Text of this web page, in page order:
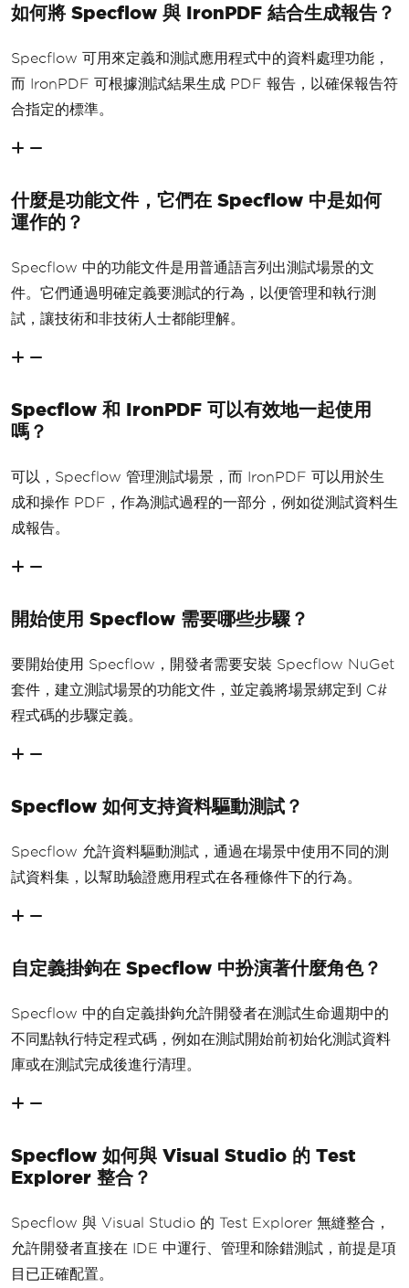
如何將 Specflow 與 IronPDF 結合生成報告？
Specflow 可用來定義和測試應用程式中的資料處理功能，
而 IronPDF 可根據測試結果生成 PDF 報告，以確保報告符
合指定的標準。
什麼是功能文件，它們在 Specflow 中是如何
運作的？
Specflow 中的功能文件是用普通語言列出測試場景的文
件。它們通過明確定義要測試的行為，以便管理和執行測
試，讓技術和非技術人士都能理解。
Specflow 和 IronPDF 可以有效地一起使用
嗎？
可以，Specflow 管理測試場景，而 IronPDF 可以用於生
成和操作 PDF，作為測試過程的一部分，例如從測試資料生
成報告。
開始使用 Specflow 需要哪些步驟？
要開始使用 Specflow，開發者需要安裝 Specflow NuGet
套件，建立測試場景的功能文件，並定義將場景綁定到 C#
程式碼的步驟定義。
Specflow 如何支持資料驅動測試？
Specflow 允許資料驅動測試，通過在場景中使用不同的測
試資料集，以幫助驗證應用程式在各種條件下的行為。
自定義掛鉤在 Specflow 中扮演著什麼角色？
Specflow 中的自定義掛鉤允許開發者在測試生命週期中的
不同點執行特定程式碼，例如在測試開始前初始化測試資料
庫或在測試完成後進行清理。
Specflow 如何與 Visual Studio 的 Test
Explorer 整合？
Specflow 與 Visual Studio 的 Test Explorer 無縫整合，
允許開發者直接在 IDE 中運行、管理和除錯測試，前提是項
目已正確配置。